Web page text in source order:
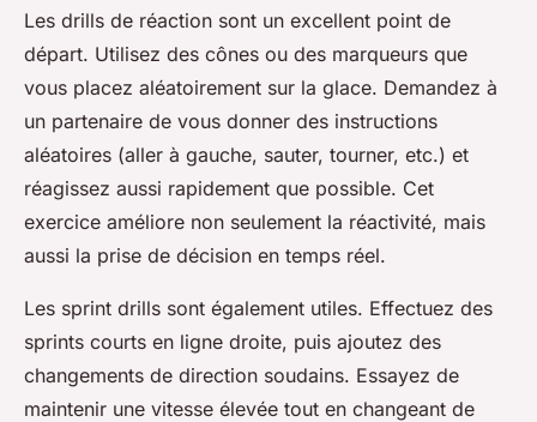
Les drills de réaction sont un excellent point de
départ. Utilisez des cônes ou des marqueurs que
vous placez aléatoirement sur la glace. Demandez à
un partenaire de vous donner des instructions
aléatoires (aller à gauche, sauter, tourner, etc.) et
réagissez aussi rapidement que possible. Cet
exercice améliore non seulement la réactivité, mais
aussi la prise de décision en temps réel.
Les sprint drills sont également utiles. Effectuez des
sprints courts en ligne droite, puis ajoutez des
changements de direction soudains. Essayez de
maintenir une vitesse élevée tout en changeant de